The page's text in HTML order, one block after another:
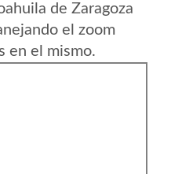
de Zaragoza
el zoom
en el mismo.